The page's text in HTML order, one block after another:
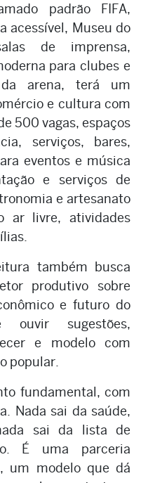
padrão FIFA,
acessível, Museu do
de imprensa,
para clubes e
arena, terá um
e cultura com
500 vagas, espaços
serviços, bares,
eventos e música
e serviços de
e artesanato
ar livre, atividades
também busca
produtivo sobre
e futuro do
ouvir sugestões,
e modelo com
popular.
fundamental, com
Nada sai da saúde,
sai da lista de
É uma parceria
um modelo que dá